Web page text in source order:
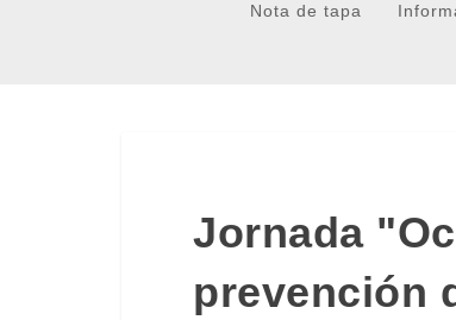
Nota de tapa
Jornada
prevención